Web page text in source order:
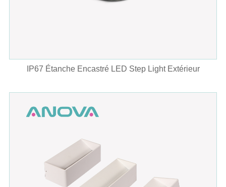
IP67 Étanche Encastré LED Step Light Extérieur